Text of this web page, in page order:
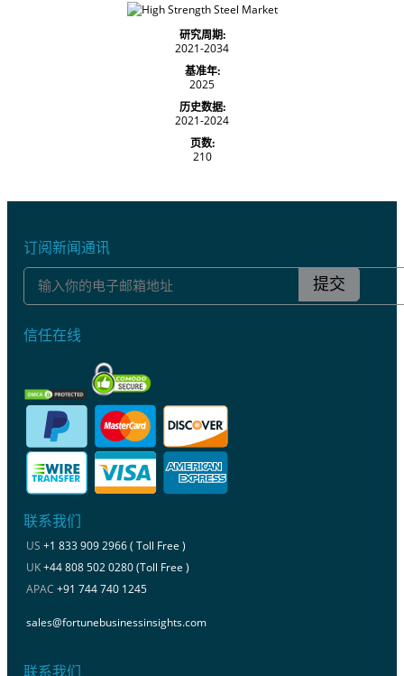
研究周期:
2021-2034
基准年:
2025
历史数据:
2021-2024
页数:
210
订阅新闻通讯
提交
信任在线
联系我们
US +1 833 909 2966 ( Toll Free )
UK+44 808 502 0280 (Toll Free )
APAC +91 744 740 1245
sales@fortunebusinessinsights.com
联系我们